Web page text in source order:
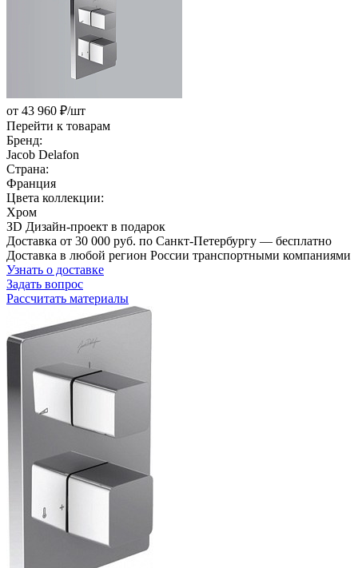
от 43 960 ₽/шт
Перейти к товарам
Бренд:
Jacob Delafon
Страна:
Франция
Цвета коллекции:
Хром
ЗD Дизайн-проект в подарок
Доставка от 30 000 руб. по Санкт-Петербургу — бесплатно
Доставка в любой регион России транспортными компаниями
Узнать о доставке
Задать вопрос
Рассчитать материалы